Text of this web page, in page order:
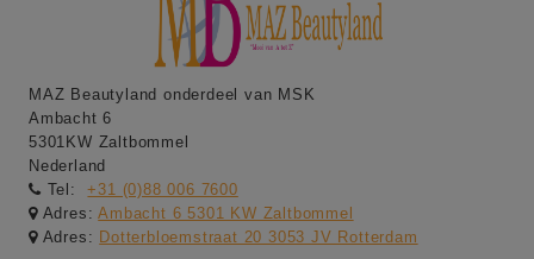
MAZ Beautyland onderdeel van MSK
Ambacht 6
5301KW Zaltbommel
Nederland
Tel:
+31 (0)88 006 7600
Adres:Ambacht 6 5301 KW Zaltbommel
Adres: Dotterbloemstraat 20 3053 JV Rotterdam